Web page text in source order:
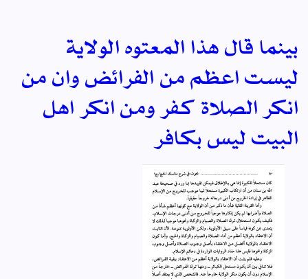
بينما قال هذا المعتوه الولاية
ليست اعظم من الفرائض وان من
انكر الصلاة كفر ومن انكر اهل
البيت ليس بكافر